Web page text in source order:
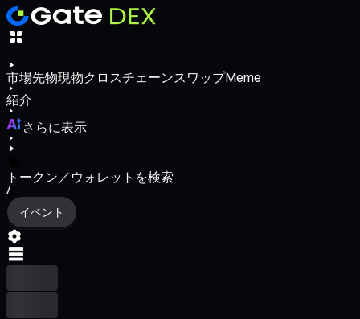
市場先物現物クロスチェーンスワップMeme
紹介
さらに表示
トークン／ウォレットを検索
/
イベント